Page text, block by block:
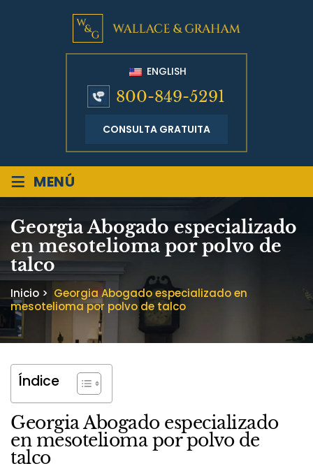
ENGLISH
800-849-5291
CONSULTA GRATUITA
≡ MENÚ
Georgia Abogado especializado
en mesotelioma por polvo de
talco
Inicio > Georgia Abogado especializado en
mesotelioma por polvo de talco
Índice
Georgia Abogado especializado
en mesotelioma por polvo de
talco